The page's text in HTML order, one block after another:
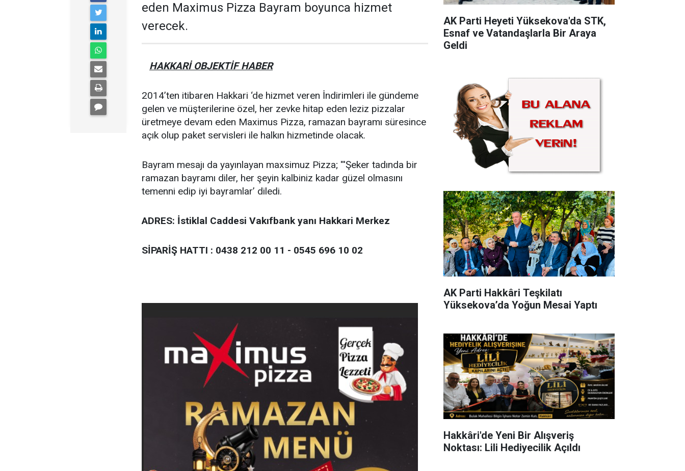
eden Maximus Pizza Bayram boyunca hizmet
verecek.
HAKKARİ OBJEKTİF HABER
2014’ten itibaren Hakkari ‘de hizmet veren İndirimleri ile gündeme
gelen ve müşterilerine özel, her zevke hitap eden leziz pizzalar
üretmeye devam eden Maximus Pizza, ramazan bayramı süresince
açık olup paket servisleri ile halkın hizmetinde olacak.
Bayram mesajı da yayınlayan maxsimuz Pizza; '''Şeker tadında bir
ramazan bayramı diler, her şeyin kalbiniz kadar güzel olmasını
temenni edip iyi bayramlar’ diledi.
ADRES: İstiklal Caddesi Vakıfbank yanı Hakkari Merkez
SİPARİŞ HATTI : 0438 212 00 11 - 0545 696 10 02
AK Parti Heyeti Yüksekova'da STK,
Esnaf ve Vatandaşlarla Bir Araya
Geldi
AK Parti Hakkâri Teşkilatı
Yüksekova’da Yoğun Mesai Yaptı
Hakkâri'de Yeni Bir Alışveriş
Noktası: Lili Hediyecilik Açıldı